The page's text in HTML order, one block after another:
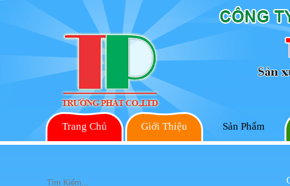
Trang Chủ Giới Thiệu Sản Phẩm